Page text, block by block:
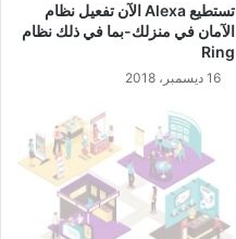
تستطيع Alexa الآن تفعيل نظام
الآمان في منزلك-بما في ذلك نظام
Ring
16 ديسمبر، 2018